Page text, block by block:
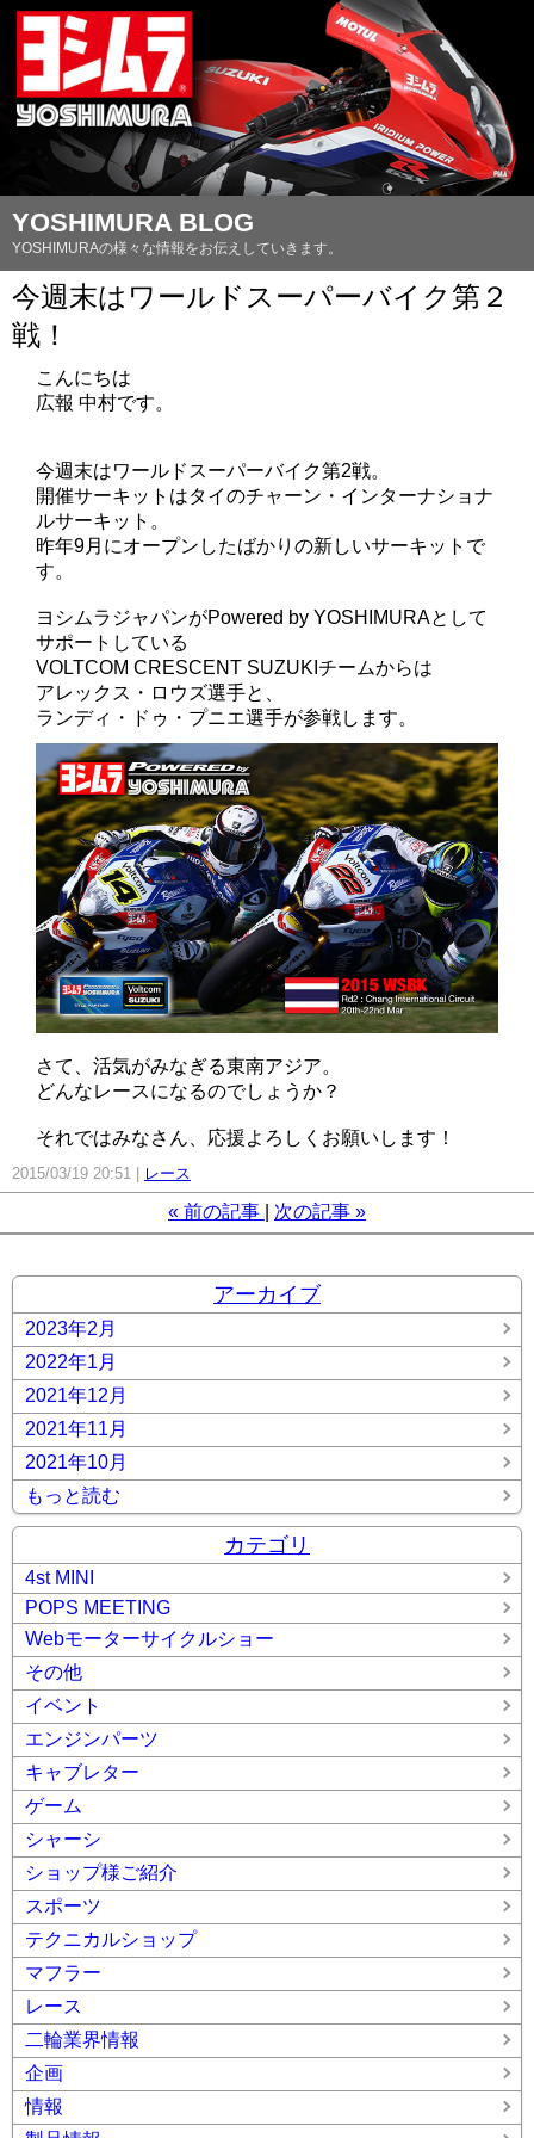
YOSHIMURA BLOG
YOSHIMURAの様々な情報をお伝えしていきます。
今週末はワールドスーパーバイク第２
戦！
こんにちは
広報 中村です。
今週末はワールドスーパーバイク第2戦。
開催サーキットはタイのチャーン・インターナショナ
ルサーキット。
昨年9月にオープンしたばかりの新しいサーキットで
す。
ヨシムラジャパンがPowered by YOSHIMURAとして
サポートしている
VOLTCOM CRESCENT SUZUKIチームからは
アレックス・ロウズ選手と、
ランディ・ドゥ・プニエ選手が参戦します。
さて、活気がみなぎる東南アジア。
どんなレースになるのでしょうか？
それではみなさん、応援よろしくお願いします！
2015/03/19 20:51 レース
« 前の記事 次の記事 »
アーカイブ
2023年2月
2022年1月
2021年12月
2021年11月
2021年10月
もっと読む
カテゴリ
4st MINI
POPS MEETING
Webモーターサイクルショー
その他
イベント
エンジンパーツ
キャブレター
ゲーム
シャーシ
ショップ様ご紹介
スポーツ
テクニカルショップ
マフラー
レース
二輪業界情報
企画
情報